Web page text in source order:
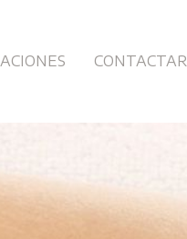
CONTACTAR